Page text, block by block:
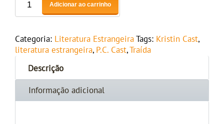
Adicionar ao carrinho
Categoria: Literatura Estrangeira Tags: Kristin Cast,
literatura estrangeira, P.C. Cast,Traída
Descrição
Informação adicional